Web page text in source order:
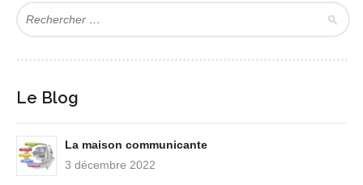
Le Blog
La maison communicante
3 décembre 2022